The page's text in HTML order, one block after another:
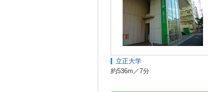
立正大学
約536m／7分